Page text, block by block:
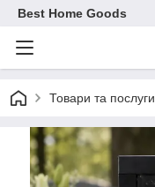
Best Home Goods
Товари та послуги